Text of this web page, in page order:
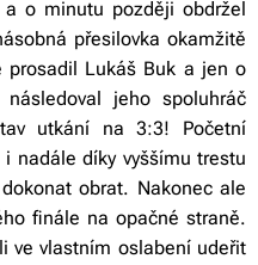
o minutu později obdržel
přesilovka okamžitě
prosadil Lukáš Buk a jen o
jeho spoluhráč
utkání na 3:3! Početní
nadále díky vyššímu trestu
obrat. Nakonec ale
finále na opačné straně.
ve vlastním oslabení udeřit